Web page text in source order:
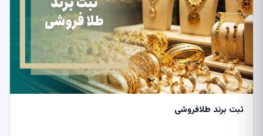
ثبت برند طلافروشی